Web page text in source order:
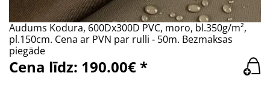
Audums Kodura, 600Dx300D PVC, moro, bl.350g/m²,
pl.150cm. Cena ar PVN par rulli - 50m. Bezmaksas
piegāde
Cena līdz: 190.00€ *